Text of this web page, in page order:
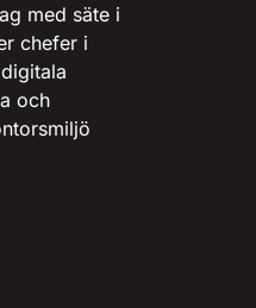
med säte i
chefer i
och